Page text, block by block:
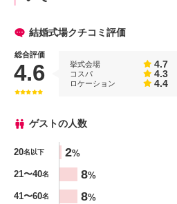
結婚式場クチコミ評価
総合評価
4.6 挙式会場 4.7
コスパ 4.3
ロケーション 4.4
ゲストの人数
人数
20名以下 2%
21〜40名 8%
41〜60名 8%